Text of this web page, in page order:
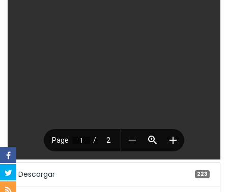
Descargar 223